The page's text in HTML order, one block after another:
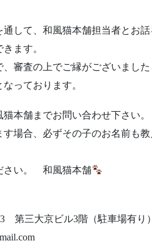
して、和風猫本舗担当者とお
ます。
審査の上でご縁がございまし
っております。
本舗までお問い合わせ下さい。
場合、必ずその子のお名前も
さい。 和風猫本舗
第三大京ビル3階（駐車場有り）